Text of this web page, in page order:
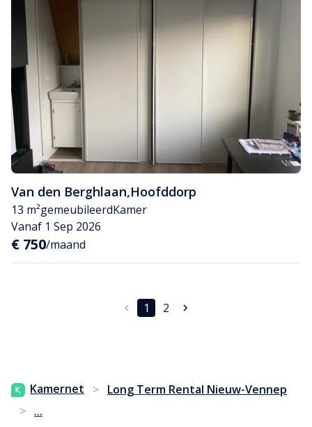
Van den Berghlaan,Hoofddorp
13 m²gemeubileerdKamer
Vanaf 1 Sep 2026
€ 750/maand
1 2
Kamernet > Long Term Rental Nieuw-Vennep
> ...